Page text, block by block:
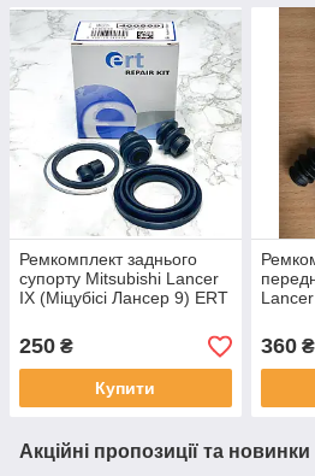
Ремкомплект заднього
супорту Mitsubishi Lancer
IX (Міцубісі Лансер 9) ERT
250 ₴
Купити
Lancer
360₴
Акційні пропозиції та новинки